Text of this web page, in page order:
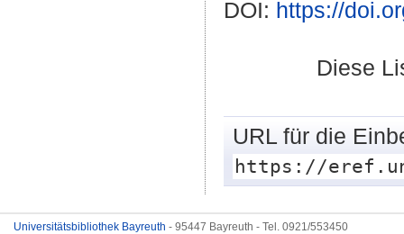
DOI: https://
Diese
URL für die
https://
Universitätsbibliothek Bayreuth - 95447 Bayreuth - Tel. 0921/553450